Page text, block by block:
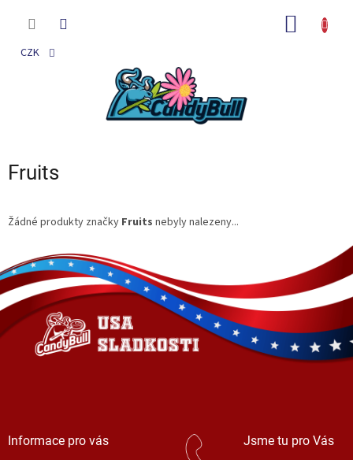
CZK
Fruits
Žádné produkty značky Fruits nebyly nalezeny...
á
p
a
í
Informace pro vás Jsme tu pro Vás